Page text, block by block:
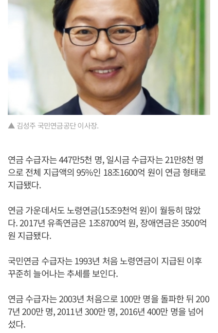
▲ 김성주 국민연금공단 이사장.
연금 수급자는 447만5천 명, 일시금 수급자는 21만8천 명
으로 전체 지급액의 95%인 18조1600억 원이 연금 형태로
지급됐다.
연금 가운데서도 노령연금(15조9천억 원)이 월등히 많았
다. 2017년 유족연금은 1조8700억 원, 장애연금은 3500억
원 지급됐다.
국민연금 수급자는 1993년 처음 노령연금이 지급된 이후
꾸준히 늘어나는 추세를 보인다.
연금 수급자는 2003년 처음으로 100만 명을 돌파한 뒤 200
7년 200만 명, 2011년 300만 명, 2016년 400만 명을 넘어
섰다.